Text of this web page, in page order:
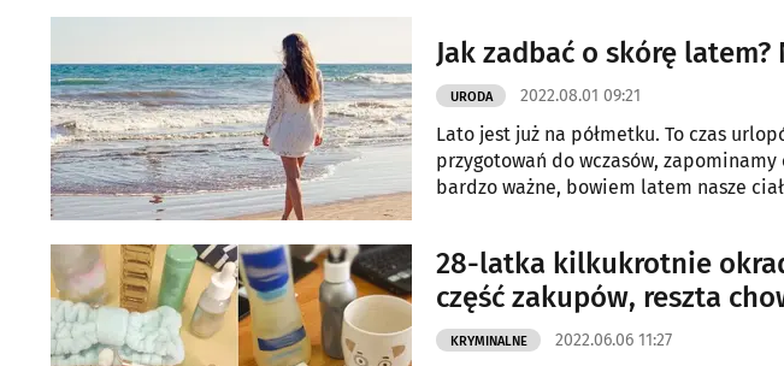
Jak zadbać o skórę latem?
URODA 2022.08.01 09:21
Lato jest już na półmetku. To czas
przygotowań do wczasów,
bardzo ważne, bowiem latem nasze
28-latka kilkukrotnie
część zakupów, reszta
KRYMINALNE 2022.06.06 11:27